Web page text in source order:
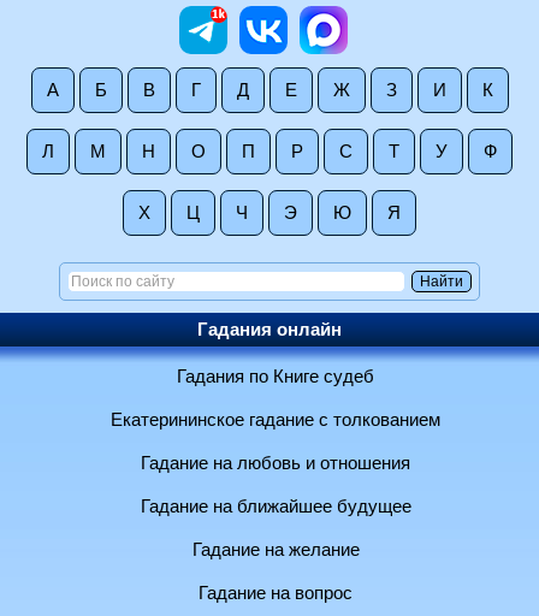
А Б В Г Д Е Ж З И К
Л М Н О П Р С Т У Ф
Х Ц Ч Э Ю Я
Гадания онлайн
Гадания по Книге судеб
Екатерининское гадание с толкованием
Гадание на любовь и отношения
Гадание на ближайшее будущее
Гадание на желание
Гадание на вопрос